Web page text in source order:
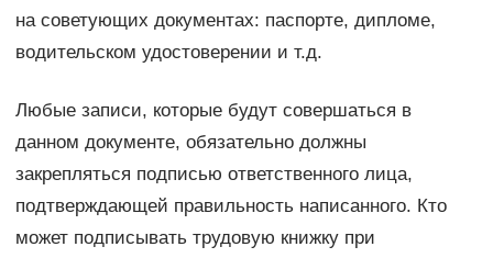
на советующих документах: паспорте, дипломе,
водительском удостоверении и т.д.
Любые записи, которые будут совершаться в
данном документе, обязательно должны
закрепляться подписью ответственного лица,
подтверждающей правильность написанного. Кто
может подписывать трудовую книжку при